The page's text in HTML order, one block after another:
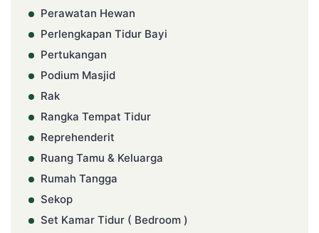
Perawatan Hewan
Perlengkapan Tidur Bayi
Pertukangan
Podium Masjid
Rak
Rangka Tempat Tidur
Reprehenderit
Ruang Tamu & Keluarga
Rumah Tangga
Sekop
Set Kamar Tidur ( Bedroom )